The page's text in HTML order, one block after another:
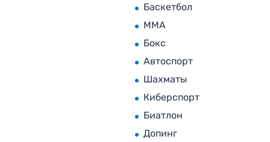
Баскетбол
MMA
Бокс
Автоспорт
Шахматы
Киберспорт
Биатлон
Допинг